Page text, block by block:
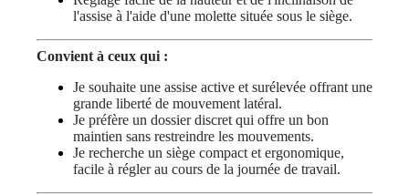
l'assise à l'aide d'une molette située sous le siège.
Convient à ceux qui :
Je souhaite une assise active et surélevée offrant une
grande liberté de mouvement latéral.
Je préfère un dossier discret qui offre un bon
maintien sans restreindre les mouvements.
Je recherche un siège compact et ergonomique,
facile à régler au cours de la journée de travail.